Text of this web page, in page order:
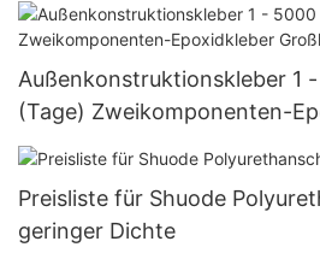
Außenkonstruktionskleber 1
(Tage) Zweikomponenten-
Großhandel - Shuode
Preisliste für Shuode
geringer Dichte